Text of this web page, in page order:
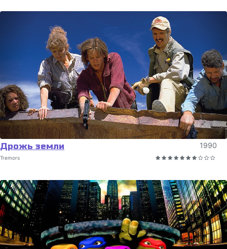
Дрожь земли 1990
Tremors